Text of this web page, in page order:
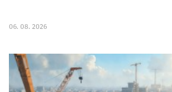
06. 08. 2026